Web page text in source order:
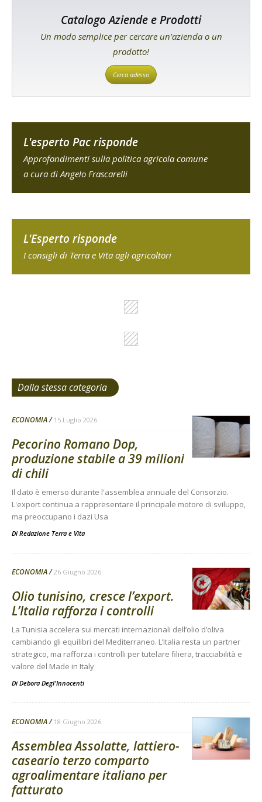
Catalogo Aziende e Prodotti
Un modo semplice per cercare un'azienda o un
prodotto!
Cerca adesso
L'esperto Pac risponde
Approfondimenti sulla politica agricola comune
a cura di Angelo Frascarelli
L'Esperto risponde
I consigli di Terra e Vita agli agricoltori
Dalla stessa categoria
ECONOMIA 15 Luglio 2026
Pecorino Romano Dop,
produzione stabile a 39 milioni
di chili
Il dato è emerso durante l'assemblea annuale del Consorzio.
L'export continua a rappresentare il principale motore di sviluppo,
ma preoccupano i dazi Usa
Di Redazione Terra e Vita
ECONOMIA 26 Giugno 2026
Olio tunisino, cresce l’export.
L’Italia rafforza i controlli
La Tunisia accelera sui mercati internazionali dell’olio d’oliva
cambiando gli equilibri del Mediterraneo. L’Italia resta un partner
strategico, ma rafforza i controlli per tutelare filiera, tracciabilità e
valore del Made in Italy
Di Debora Degl'Innocenti
ECONOMIA 18 Giugno 2026
Assemblea Assolatte, lattiero-
caseario terzo comparto
agroalimentare italiano per
fatturato